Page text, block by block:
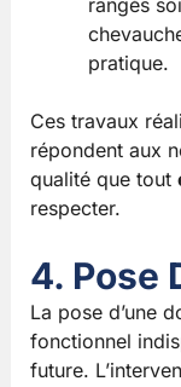
rangés
pratique.
Ces travaux
répondent aux
qualité que tout
respecter.
4. Pose
La pose d’une
fonctionnel
future.